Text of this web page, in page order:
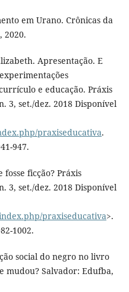
em Urano. Crônicas da
2020.
Apresentação. E
e educação. Práxis
3, set./dez. 2018 Disponível
praxiseducativa.
947.
fosse ficção? Práxis
3, set./dez. 2018 Disponível
praxiseducativa>.
1002.
social do negro no livro
mudou? Salvador: Edufba,